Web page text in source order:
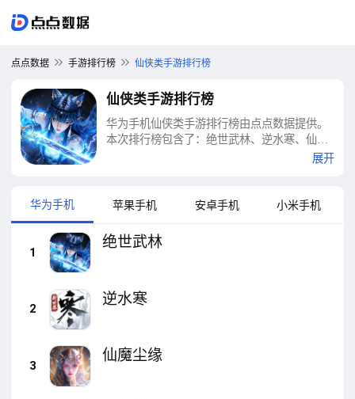
点点数据 手游排行榜 仙侠类手游排行榜
仙侠类手游排行榜
华为手机仙侠类手游排行榜由点点数据提供。
本次排行榜包含了：绝世武林、逆水寒、仙魔
尘缘、一念仙凡、剑心吟、仙魔战场、御剑仙
展开
华为手机 苹果手机 安卓手机 小米手机
1
绝世武林
2
逆水寒
3
仙魔尘缘